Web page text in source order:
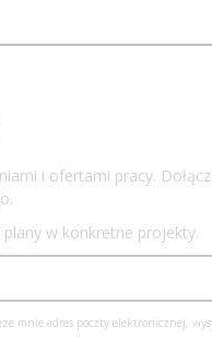
i ofertami pracy.
w konkretne projekty.
mnie adres poczty elektronicznej,